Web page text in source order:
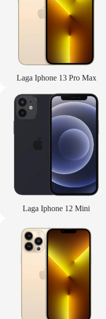
Laga Iphone 13 Pro Max
Laga Iphone 12 Mini